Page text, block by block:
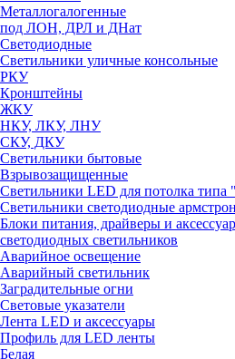
Металлогалогенные
под ЛОН, ДРЛ и ДНат
Светодиодные
Светильники уличные консольные
РКУ
Кронштейны
ЖКУ
НКУ, ЛКУ, ЛНУ
СКУ, ДКУ
Светильники бытовые
Взрывозащищенные
Светильники LED для потолка типа
Светильники светодиодные
Блоки питания, драйверы и
светодиодных светильников
Аварийное освещение
Аварийный светильник
Заградительные огни
Световые указатели
Лента LED и аксессуары
Профиль для LED ленты
Белая